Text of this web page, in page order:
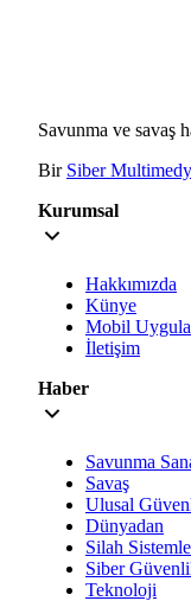
Savunma ve savaş
Bir Siber
Kurumsal
Hakkımızda
Künye
Mobil
İletişim
Haber
Savunma
Savaş
Ulusal
Dünyadan
Silah
Siber
Teknoloji